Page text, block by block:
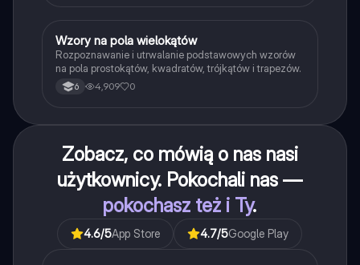
WMatematyka
Wzory na pola wielokątów
Rozpoznawanie i utrwalanie podstawowych wzorów
na pola prostokątów, kwadratów, trójkątów i trapezów.
6 4,909 0
Zobacz, co mówią o nas nasi
użytkownicy. Pokochali nas —
pokochasz też i Ty.
4.6/5App Store 4.7/5Google Play